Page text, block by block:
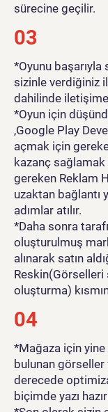
sürecine geçilir.
03
*Oyunu başarıyla
sizinle verdiğiniz
dahilinde
*Oyun için
,Google Play
açmak için
kazanç
gereken Reklam
uzaktan bağlantı
adımlar atılır.
*Daha sonra
oluşturulmuş
alınarak satın
Reskin(Görselleri
oluşturma)
04
*Mağaza için
bulunan görseller
derecede
biçimde yazı